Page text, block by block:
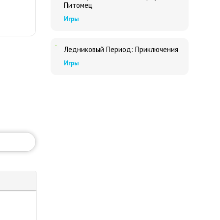
Питомец
Игры
Ледниковый Период: Приключения
Игры